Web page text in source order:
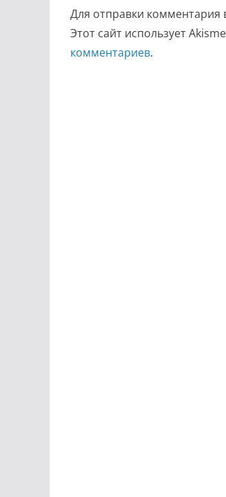
Для отправки
Этот сайт использует
комментариев.